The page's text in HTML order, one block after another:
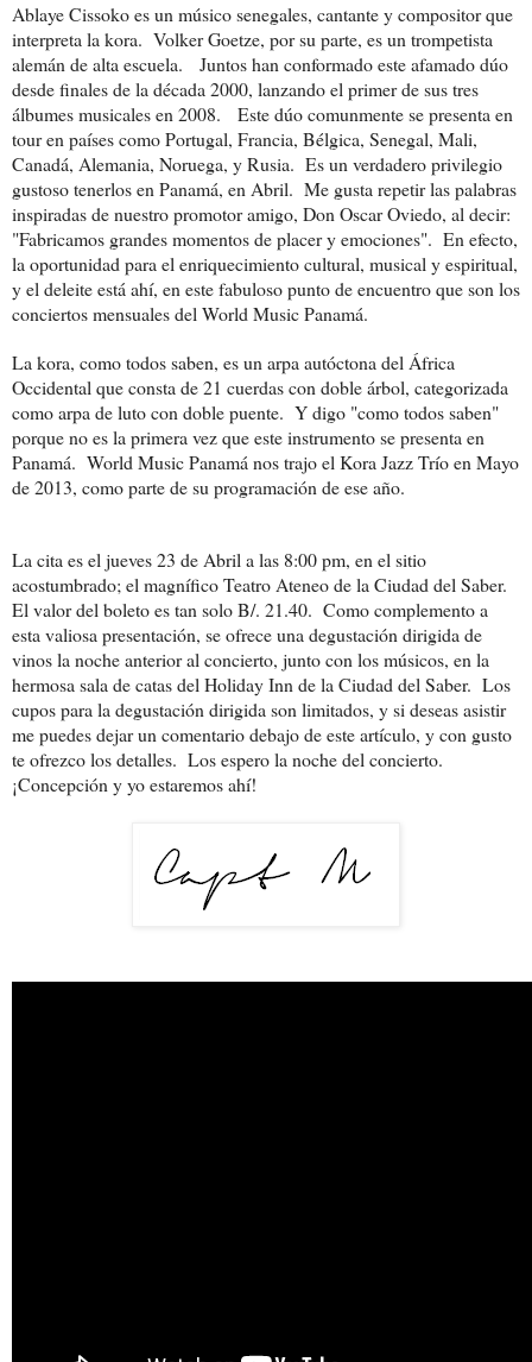
Ablaye Cissoko es un músico senegales, cantante y compositor que
interpreta la kora. Volker Goetze, por su parte, es un trompetista
alemán de alta escuela.
Juntos han conformado este afamado dúo
desde finales de la década 2000, lanzando el primer de sus tres
álbumes musicales en 2008.
Este dúo comunmente se presenta en
tour en países como Portugal, Francia, Bélgica, Senegal, Mali,
Canadá, Alemania, Noruega, y Rusia. Es un verdadero privilegio
gustoso tenerlos en Panamá, en Abril. Me gusta repetir las palabras
inspiradas de nuestro promotor amigo, Don Oscar Oviedo, al decir:
"Fabricamos grandes momentos de placer y emociones". En efecto,
la oportunidad para el enriquecimiento cultural, musical y espiritual,
y el deleite está ahí, en este fabuloso punto de encuentro que son los
conciertos mensuales del World Music Panamá.
La kora, como todos saben, es un arpa autóctona del África
Occidental que consta de 21 cuerdas con doble árbol, categorizada
como arpa de luto con doble puente. Y digo "como todos saben"
porque no es la primera vez que este instrumento se presenta en
Panamá. World Music Panamá nos trajo el Kora Jazz Trío en Mayo
de 2013, como parte de su programación de ese año.
La cita es el jueves 23 de Abril a las 8:00 pm, en el sitio
acostumbrado; el magnífico Teatro Ateneo de la Ciudad del Saber.
El valor del boleto es tan solo B/. 21.40. Como complemento a
esta valiosa presentación, se ofrece una degustación dirigida de
vinos la noche anterior al concierto, junto con los músicos, en la
hermosa sala de catas del Holiday Inn de la Ciudad del Saber. Los
cupos para la degustación dirigida son limitados, y si deseas asistir
me puedes dejar un comentario debajo de este artículo, y con gusto
te ofrezco los detalles. Los espero la noche del concierto.
¡Concepción y yo estaremos ahí!